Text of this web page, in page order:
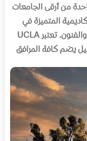
من أرقى الجامعات
المتميزة في
.تعتبرUCLA
يضم كافة المرافق